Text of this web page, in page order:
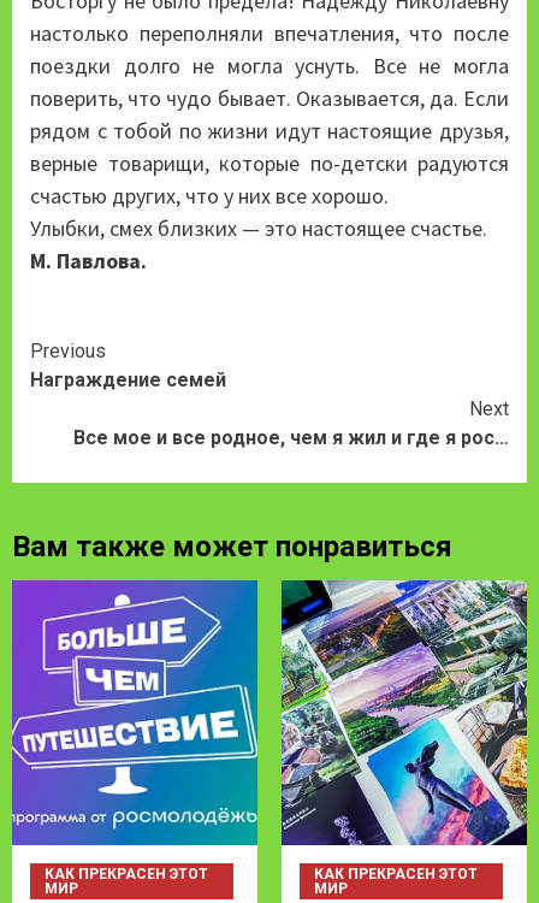
настолько переполняли впечатления, что после
поездки долго не могла уснуть. Все не могла
поверить, что чудо бывает. Оказывается, да. Если
рядом с тобой по жизни идут настоящие друзья,
верные товарищи, которые по-детски радуются
счастью других, что у них все хорошо.
Улыбки, смех близких — это настоящее счастье.
М. Павлова.
Continue
Reading
Previous
Награждение семей
Next
Все мое и все родное, чем я жил и где я рос…
Вам также может понравиться
КАК ПРЕКРАСЕН ЭТОТ
МИР
КАК ПРЕКРАСЕН ЭТОТ
МИР